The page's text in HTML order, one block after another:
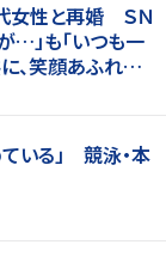
女性と再婚 ＳＮ
…」も「いつも一
、笑顔あふれる
いる」 競泳・本